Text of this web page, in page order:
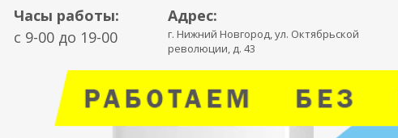
Часы работы:
c 9-00 до 19-00
Адрес:
г. Нижний Новгород, ул. Октябрьской
революции, д. 43